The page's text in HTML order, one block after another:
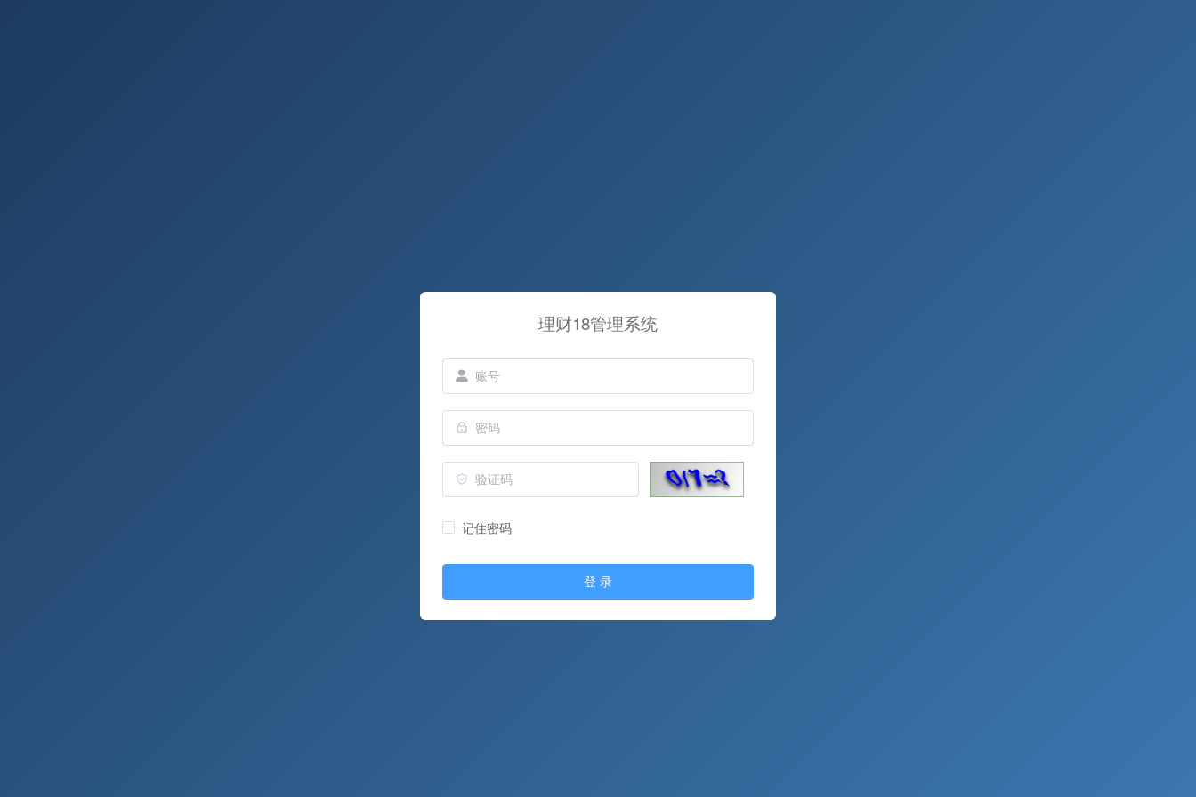
理财18管理系统
记住密码
登 录